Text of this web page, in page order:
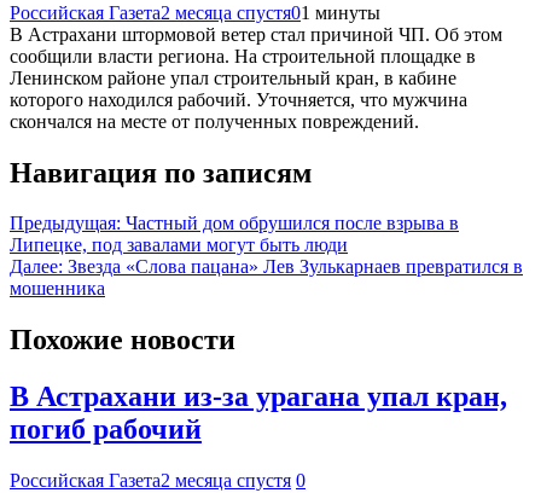
Российская Газета2 месяца спустя01 минуты
В Астрахани штормовой ветер стал причиной ЧП. Об этом
сообщили власти региона. На строительной площадке в
Ленинском районе упал строительный кран, в кабине
которого находился рабочий. Уточняется, что мужчина
скончался на месте от полученных повреждений.
Навигация по записям
Предыдущая: Частный дом обрушился после взрыва в
Липецке, под завалами могут быть люди
Далее: Звезда «Слова пацана» Лев Зулькарнаев превратился в
мошенника
Похожие новости
В Астрахани из-за урагана упал кран,
погиб рабочий
Российская Газета2 месяца спустя 0